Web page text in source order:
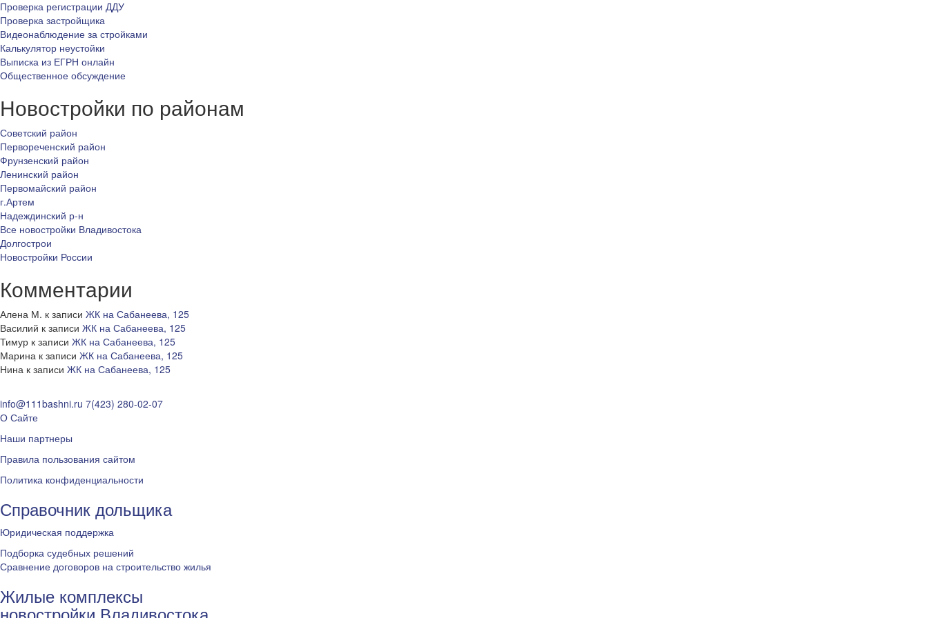
Проверка регистрации ДДУ
Проверка застройщика
Видеонаблюдение за стройками
Калькулятор неустойки
Выписка из ЕГРН онлайн
Общественное обсуждение
Новостройки по районам
Советский район
Первореченский район
Фрунзенский район
Ленинский район
Первомайский район
г.Артем
Надеждинский р-н
Все новостройки Владивостока
Долгострои
Новостройки России
Комментарии
Алена М. к записи ЖК на Сабанеева, 125
Василий к записи ЖК на Сабанеева, 125
Тимур к записи ЖК на Сабанеева, 125
Марина к записи ЖК на Сабанеева, 125
Нина к записи ЖК на Сабанеева, 125
info@111bashni.ru 7(423) 280-02-07
О Сайте
Наши партнеры
Правила пользования сайтом
Политика конфиденциальности
Справочник дольщика
Юридическая поддержка
Подборка судебных решений
Сравнение договоров на строительство жилья
Жилые комплексы